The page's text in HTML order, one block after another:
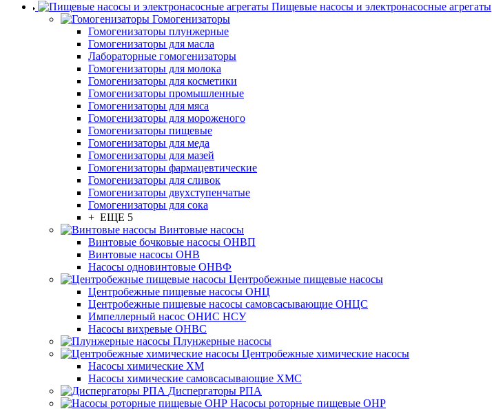
Пищевые насосы и электронасосные агрегаты
Гомогенизаторы
Гомогенизаторы плунжерные
Гомогенизаторы для масла
Лабораторные гомогенизаторы
Гомогенизаторы для молока
Гомогенизаторы для косметики
Гомогенизаторы промышленные
Гомогенизаторы для мяса
Гомогенизаторы для мороженого
Гомогенизаторы пищевые
Гомогенизаторы для меда
Гомогенизаторы для мазей
Гомогенизаторы фармацевтические
Гомогенизаторы для сливок
Гомогенизаторы двухступенчатые
Гомогенизаторы для сока
+ ЕЩЕ 5
Винтовые насосы
Винтовые бочковые насосы ОНВП
Винтовые насосы ОНВ
Насосы одновинтовые ОНВФ
Центробежные пищевые насосы
Центробежные пищевые насосы ОНЦ
Центробежные пищевые насосы самовсасывающие ОНЦС
Импеллерный насос ОНИС НСУ
Насосы вихревые ОНВС
Плунжерные насосы
Центробежные химические насосы
Насосы химические ХМ
Насосы химические самовсасывающие ХМС
Диспергаторы РПА
Насосы роторные пищевые ОНР